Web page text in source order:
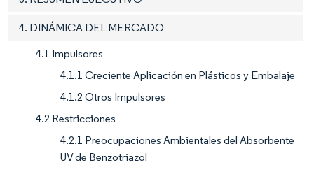
4. DINÁMICA DEL MERCADO
4.1 Impulsores
4.1.1 Creciente Aplicación en Plásticos y Embalaje
4.1.2 Otros Impulsores
4.2 Restricciones
4.2.1 Preocupaciones Ambientales del Absorbente
UV de Benzotriazol